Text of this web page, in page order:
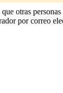
otras
por correo